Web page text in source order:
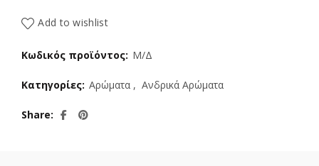
Add to wishlist
Κωδικός προϊόντος: Μ/Δ
Κατηγορίες: Αρώματα , Ανδρικά Αρώματα
Share